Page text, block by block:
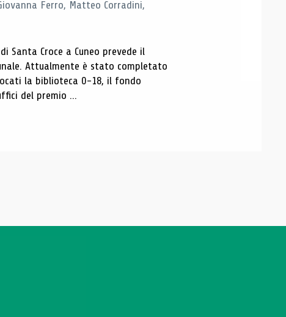
Ferro, Matteo Corradini,
Croce a Cuneo prevede il
Attualmente è stato completato
la biblioteca 0-18, il fondo
del premio ...